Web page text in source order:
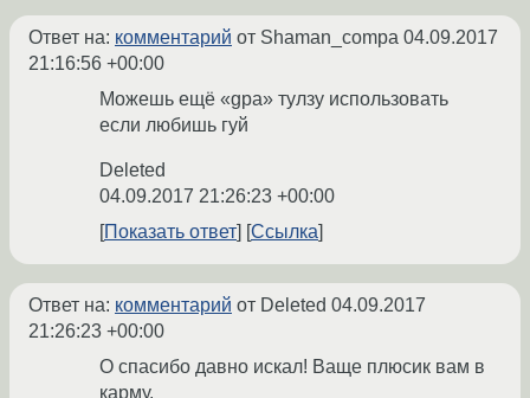
Ответ на: комментарий от Shaman_compa 04.09.2017
21:16:56 +00:00
Можешь ещё «gpa» тулзу использовать
если любишь гуй
Deleted
04.09.2017 21:26:23 +00:00
Показать ответ
Ссылка
Ответ на: комментарий от Deleted 04.09.2017
21:26:23 +00:00
О спасибо давно искал! Ваще плюсик вам в
карму.